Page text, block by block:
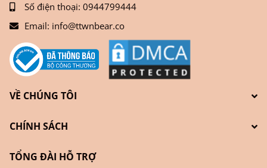
Số điện thoại: 0944799444
Email: info@ttwnbear.co
VỀ CHÚNG TÔI
CHÍNH SÁCH
TỔNG ĐÀI HỖ TRỢ